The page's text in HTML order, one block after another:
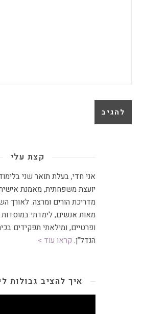
קצת עלי
אני חדי, בעלת תואר שני
יועצת משפחתית, מאמנת
מדריכת הורים ומרצה. לאורך
מאות אנשים, לימדתי
ופרטיים, ומילאתי תפקידים
הנדל”ן. קראו עוד >
איך להציב גבולות
נגן